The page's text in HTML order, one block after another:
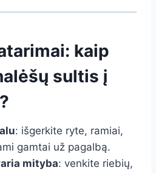
kaip
sultis į
: išgerkite ryte, ramiai,
gamtai už pagalbą.
mityba: venkite riebių,